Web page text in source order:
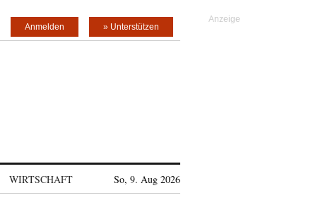
» Unterstützen
Anmelden
WIRTSCHAFT So, 9. Aug 2026